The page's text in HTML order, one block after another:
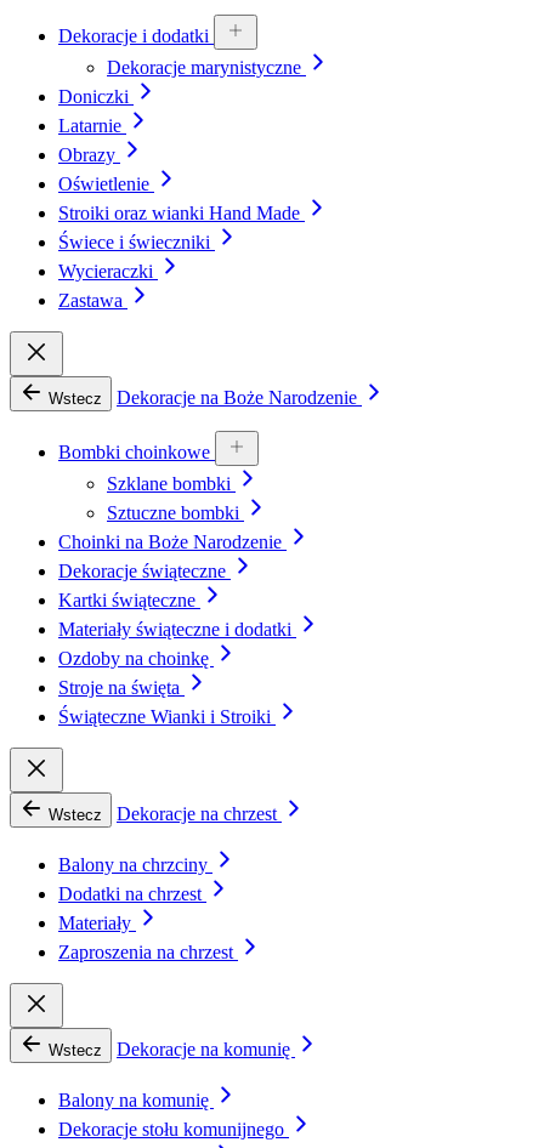
Dekoracje i dodatki
Dekoracje marynistyczne
Doniczki
Latarnie
Obrazy
Oświetlenie
Stroiki oraz wianki Hand Made
Świece i świeczniki
Wycieraczki
Zastawa
Wstecz Dekoracje na Boże Narodzenie
Bombki choinkowe
Szklane bombki
Sztuczne bombki
Choinki na Boże Narodzenie
Dekoracje świąteczne
Kartki świąteczne
Materiały świąteczne i dodatki
Ozdoby na choinkę
Stroje na święta
Świąteczne Wianki i Stroiki
Wstecz Dekoracje na chrzest
Balony na chrzciny
Dodatki na chrzest
Materiały
Zaproszenia na chrzest
Wstecz Dekoracje na komunię
Balony na komunię
Dekoracje stołu komunijnego